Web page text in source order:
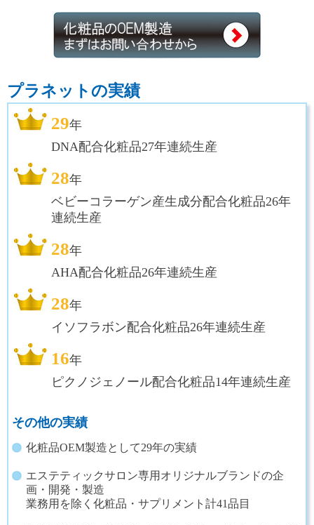
プラネットの実績
29年
DNA配合化粧品27年連続生産
28年
ベビーコラーゲン産生成分配合化粧品26年
連続生産
28年
AHA配合化粧品26年連続生産
28年
イソフラボン配合化粧品26年連続生産
16年
ピクノジェノール配合化粧品14年連続生産
その他の実績
化粧品OEM製造として29年の実績
エステティックサロン専用オリジナルブランドの企
画・開発・製造
業務用を除く化粧品・サプリメント計41品目